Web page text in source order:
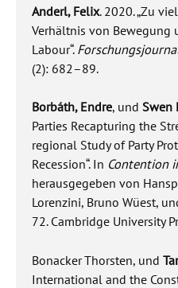
Anderl, Felix. 2020. „Zu
Verhältnis von Bewegung
Labour“.
(2): 682–89.
Borbáth, Endre, und Swen
Parties Recapturing the
regional Study of Party
Recession“. In Contention
herausgegeben von
Lorenzini, Bruno Wüest,
72. Cambridge University
Bonacker Thorsten, und
International and the